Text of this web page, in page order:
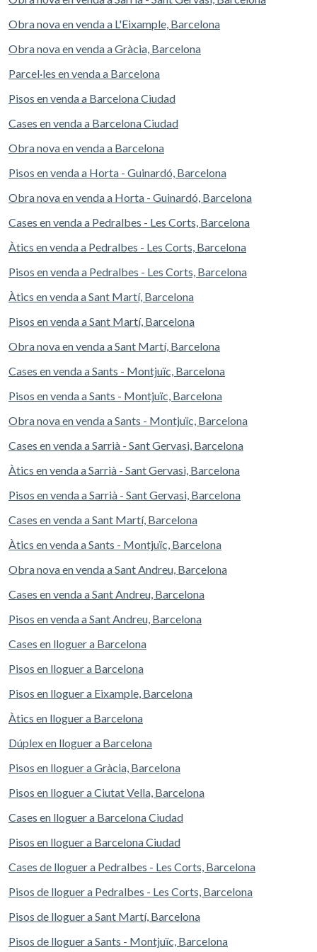
la seva lluminositat i la qualitat dels seus acabats, aquest
amplitud i confort, com per a una família que valori
l'espai addicional d'una tercera habitació i la tranquil·litat
llarga durada, amb entrada prevista a partir de la primera
conèixer tots els detalls d'aquesta excel·lent oportunitat
demandades de Barcelona.* En compliment de la Llei
12/2023 i la Llei 18/2007 informem que:Índex de R.P.LL:
consta cap contracte d'arrendament d'habitatge en els
de gran tenidor.
Obra nova en venda a L'Eixample, Barcelona
Obra nova en venda a Gràcia, Barcelona
Parcel·les en venda a Barcelona
Pisos en venda a Barcelona Ciudad
Cases en venda a Barcelona Ciudad
Obra nova en venda a Barcelona
Pisos en venda a Horta - Guinardó, Barcelona
Obra nova en venda a Horta - Guinardó, Barcelona
Cases en venda a Pedralbes - Les Corts, Barcelona
Àtics en venda a Pedralbes - Les Corts, Barcelona
Pisos en venda a Pedralbes - Les Corts, Barcelona
Àtics en venda a Sant Martí, Barcelona
Pisos en venda a Sant Martí, Barcelona
Obra nova en venda a Sant Martí, Barcelona
Cases en venda a Sants - Montjuïc, Barcelona
Pisos en venda a Sants - Montjuïc, Barcelona
Obra nova en venda a Sants - Montjuïc, Barcelona
Cases en venda a Sarrià - Sant Gervasi, Barcelona
Àtics en venda a Sarrià - Sant Gervasi, Barcelona
Pisos en venda a Sarrià - Sant Gervasi, Barcelona
Cases en venda a Sant Martí, Barcelona
Àtics en venda a Sants - Montjuïc, Barcelona
Obra nova en venda a Sant Andreu, Barcelona
Cases en venda a Sant Andreu, Barcelona
Pisos en venda a Sant Andreu, Barcelona
Cases en lloguer a Barcelona
Pisos en lloguer a Barcelona
Pisos en lloguer a Eixample, Barcelona
Àtics en lloguer a Barcelona
Dúplex en lloguer a Barcelona
Pisos en lloguer a Gràcia, Barcelona
Pisos en lloguer a Ciutat Vella, Barcelona
Cases en lloguer a Barcelona Ciudad
Pisos en lloguer a Barcelona Ciudad
Cases de lloguer a Pedralbes - Les Corts, Barcelona
Pisos de lloguer a Pedralbes - Les Corts, Barcelona
Pisos de lloguer a Sant Martí, Barcelona
Pisos de lloguer a Sants - Montjuïc, Barcelona